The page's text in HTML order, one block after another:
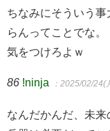
ちなみにそういう
らんってことでな。
気をつけろよｗ
86 !ninja ：2025/02/24(
なんだかんだ、未